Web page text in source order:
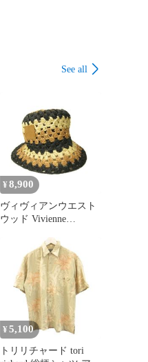
See all
¥ 8,900
ヴィヴィアンウエスト
ウッド Vivienne
ストローハット 麦わら
帽子 ラフィア ボーダ
ー柄 M-S ベージュ 黒
ブラック 0808
¥ 5,100
トリリチャード tori